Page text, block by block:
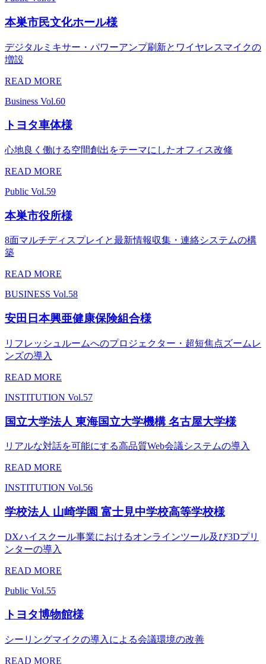
本巣市民文化ホール様
デジタルミキサー・パワーアンプ刷新とワイヤレスマイクの
増設
READ MORE
Business Vol.60
トヨタ車体様
心地良く働ける空間創出をテーマにしたオフィス改修
READ MORE
Public Vol.59
本巣市役所様
8面マルチディスプレイと最新情報収集・連絡システムの構
築
READ MORE
BUSINESS Vol.58
安田日本興亜健康保険組合様
リフレッシュルームへのプロジェクター・超短焦点ズームレ
ンズの導入
READ MORE
INSTITUTION Vol.57
国立大学法人 東海国立大学機構 名古屋大学様
リアルな対話を可能にする高品質Web会議システムの導入
READ MORE
INSTITUTION Vol.56
学校法人 山崎学園 富士見中学校高等学校様
DXハイスクール事業におけるオンラインツール及び3Dプリ
ンターの導入
READ MORE
Public Vol.55
トヨタ博物館様
シーリングマイクの導入による会議環境の改善
READ MORE